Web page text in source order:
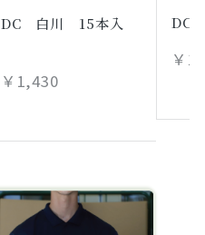
DC 白川 15本入
￥1,430
DC
￥